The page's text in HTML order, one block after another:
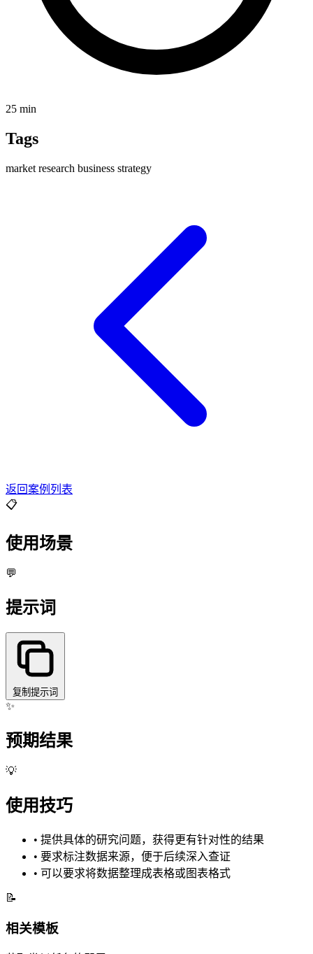
25 min
Tags
market research business strategy
返回案例列表
📋
使用场景
💬
提示词
复制提示词
✨
预期结果
💡
使用技巧
• 提供具体的研究问题，获得更有针对性的结果
• 要求标注数据来源，便于后续深入查证
• 可以要求将数据整理成表格或图表格式
📝
相关模板